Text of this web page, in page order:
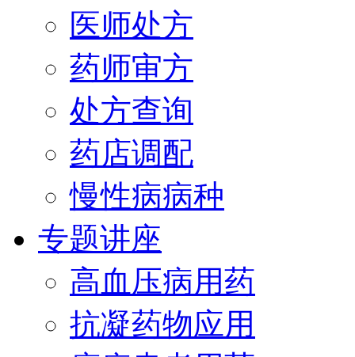
医师处方
药师审方
处方查询
药店调配
慢性病病种
专题讲座
高血压病用药
抗凝药物应用